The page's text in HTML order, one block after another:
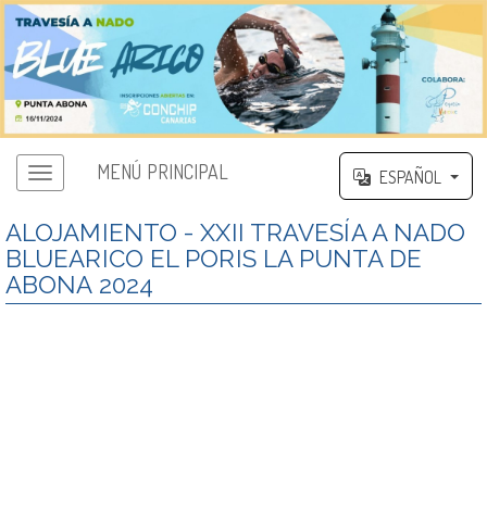
MENÚ PRINCIPAL ESPAÑOL
ALOJAMIENTO - XXII TRAVESÍA A NADO
BLUEARICO EL PORIS LA PUNTA DE
ABONA 2024